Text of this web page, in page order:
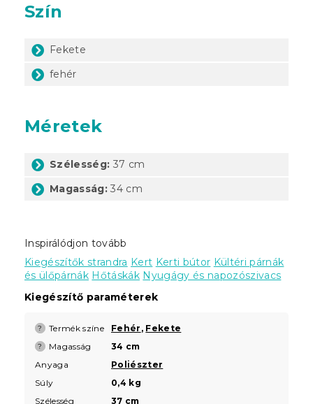
Szín
Fekete
fehér
Méretek
Szélesség: 37 cm
Magasság: 34 cm
Inspirálódjon tovább
Kiegészítők strandra Kert Kerti bútor Kültéri párnák
és ülőpárnák Hőtáskák Nyugágy és napozószivacs
Kiegészítő paraméterek
? Termék színe Fehér , Fekete
? Magasság
34 cm
Anyaga
Poliészter
Súly
0,4 kg
Szélesség
37 cm